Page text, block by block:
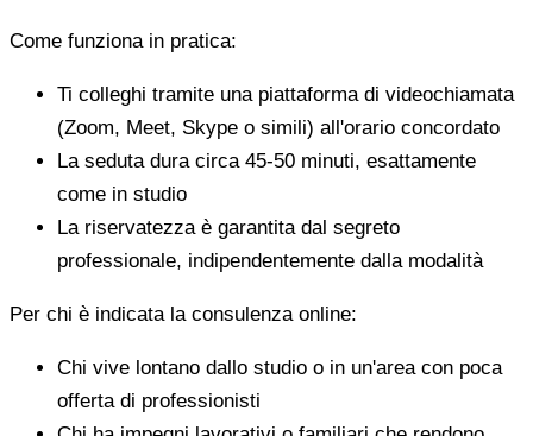
Come funziona in pratica:
Ti colleghi tramite una piattaforma di videochiamata
(Zoom, Meet, Skype o simili) all'orario concordato
La seduta dura circa 45-50 minuti, esattamente
come in studio
La riservatezza è garantita dal segreto
professionale, indipendentemente dalla modalità
Per chi è indicata la consulenza online:
Chi vive lontano dallo studio o in un'area con poca
offerta di professionisti